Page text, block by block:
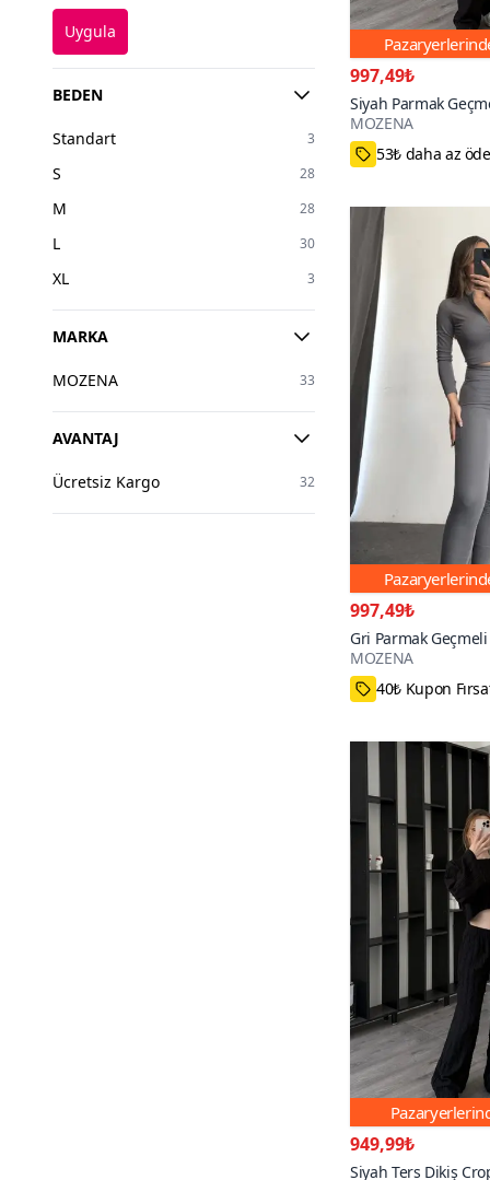
Uygula
BEDEN
Standart 3
S 28
M 28
L 30
XL 3
MARKA
MOZENA 33
AVANTAJ
Ücretsiz Kargo 32
997,49₺
Siyah Parmak
Crop İkili Takım
MOZENA
S,M,L
997,49₺
Gri Parmak Geçmeli
Taytlı İkili Takım
MOZENA
53₺ daha az öde
949,99₺
Siyah Ters Dikiş